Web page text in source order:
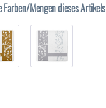
Farben/Mengen dieses Artikels